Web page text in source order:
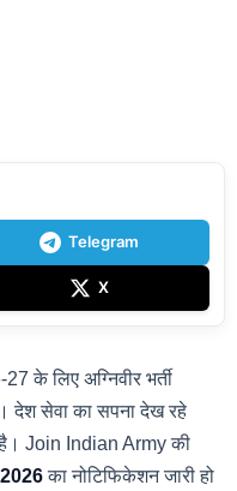
Telegram
X
के लिए अग्निवीर भर्ती
देश सेवा का सपना देख रहे
Join Indian Army की
का नोटिफिकेशन जारी हो